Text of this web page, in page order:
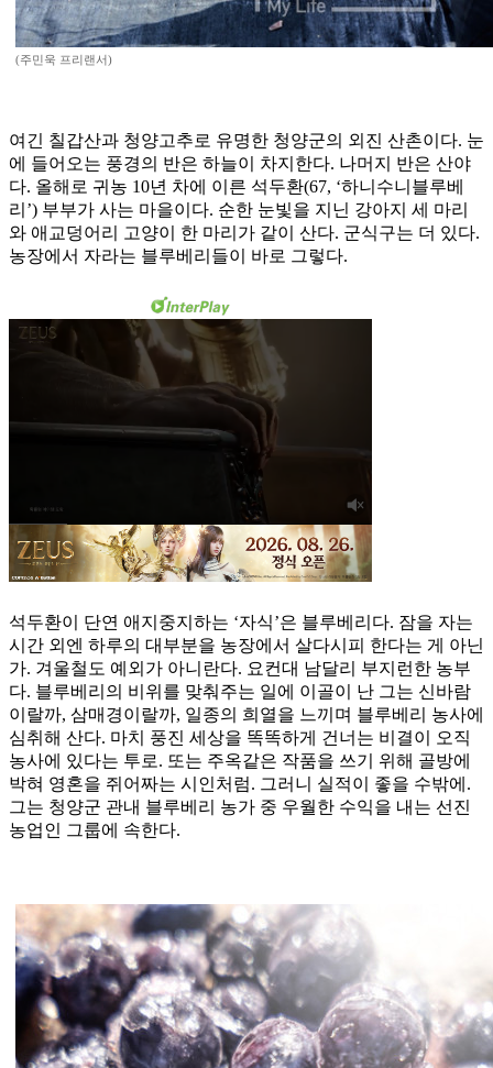
(주민욱 프리랜서)
여긴 칠갑산과 청양고추로 유명한 청양군의 외진 산촌이다. 눈
에 들어오는 풍경의 반은 하늘이 차지한다. 나머지 반은 산야
다. 올해로 귀농 10년 차에 이른 석두환(67, ‘하니수니블루베
리’) 부부가 사는 마을이다. 순한 눈빛을 지닌 강아지 세 마리
와 애교덩어리 고양이 한 마리가 같이 산다. 군식구는 더 있다.
농장에서 자라는 블루베리들이 바로 그렇다.
석두환이 단연 애지중지하는 ‘자식’은 블루베리다. 잠을 자는
시간 외엔 하루의 대부분을 농장에서 살다시피 한다는 게 아닌
가. 겨울철도 예외가 아니란다. 요컨대 남달리 부지런한 농부
다. 블루베리의 비위를 맞춰주는 일에 이골이 난 그는 신바람
이랄까, 삼매경이랄까, 일종의 희열을 느끼며 블루베리 농사에
심취해 산다. 마치 풍진 세상을 똑똑하게 건너는 비결이 오직
농사에 있다는 투로. 또는 주옥같은 작품을 쓰기 위해 골방에
박혀 영혼을 쥐어짜는 시인처럼. 그러니 실적이 좋을 수밖에.
그는 청양군 관내 블루베리 농가 중 우월한 수익을 내는 선진
농업인 그룹에 속한다.